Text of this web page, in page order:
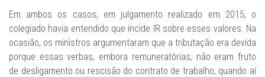
Em ambos os casos, em julgamento realizado em 2015, o
colegiado havia entendido que incide IR sobre esses valores. Na
ocasião, os ministros argumentaram que a tributação era devida
porque essas verbas, embora remuneratórias, não eram fruto
de desligamento ou rescisão do contrato de trabalho, quando aí